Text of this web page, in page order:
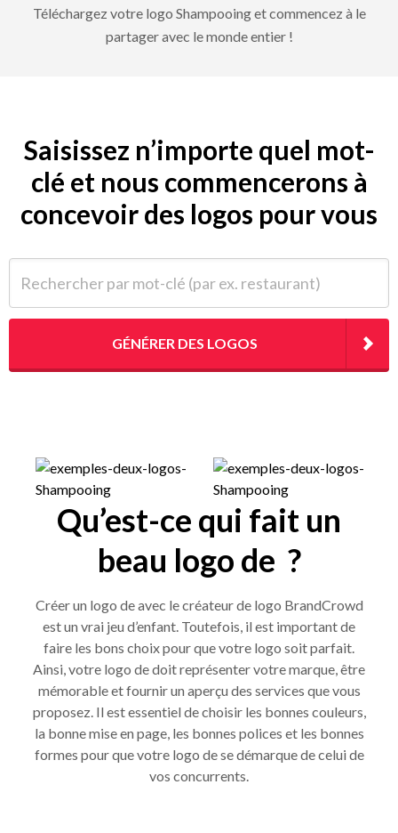
Téléchargez votre logo Shampooing et commencez à le
partager avec le monde entier !
Saisissez n’importe quel mot-
clé et nous commencerons à
concevoir des logos pour vous
GÉNÉRER DES LOGOS
Qu’est-ce qui fait un
beau logo de ?
Créer un logo de avec le créateur de logo BrandCrowd
est un vrai jeu d’enfant. Toutefois, il est important de
faire les bons choix pour que votre logo soit parfait.
Ainsi, votre logo de doit représenter votre marque, être
mémorable et fournir un aperçu des services que vous
proposez. Il est essentiel de choisir les bonnes couleurs,
la bonne mise en page, les bonnes polices et les bonnes
formes pour que votre logo de se démarque de celui de
vos concurrents.